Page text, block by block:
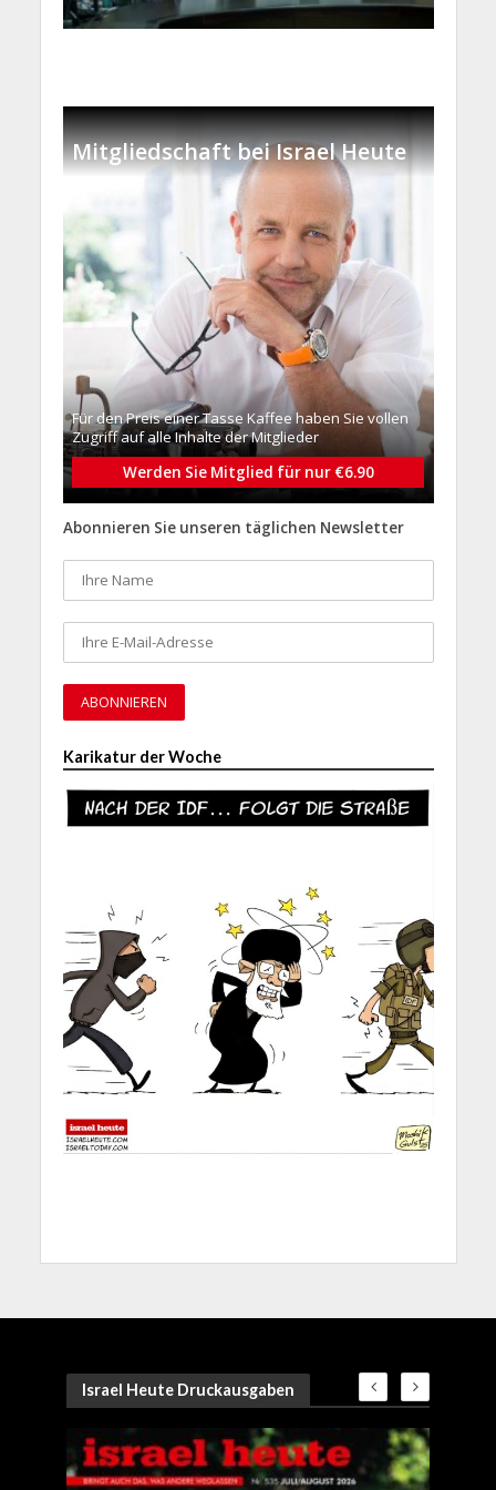
Mitgliedschaft bei Israel Heute
Für den Preis einer Tasse Kaffee haben Sie vollen
Zugriff auf alle Inhalte der Mitglieder
Werden Sie Mitglied für nur €6.90
Abonnieren Sie unseren täglichen Newsletter
Karikatur der Woche
Israel Heute Druckausgaben